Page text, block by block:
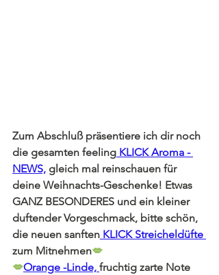
Zum Abschluß präsentiere ich dir noch
die gesamten feeling KLICK Aroma -
NEWS, gleich mal reinschauen für
deine Weihnachts-Geschenke! Etwas
GANZ BESONDERES und ein kleiner
duftender Vorgeschmack, bitte schön,
die neuen sanften KLICK Streicheldüfte
zum Mitnehmen💋
💋Orange -Linde, fruchtig zarte Note